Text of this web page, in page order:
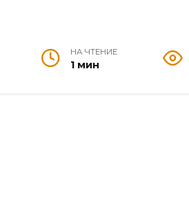
НА ЧТЕНИЕ
1 мин